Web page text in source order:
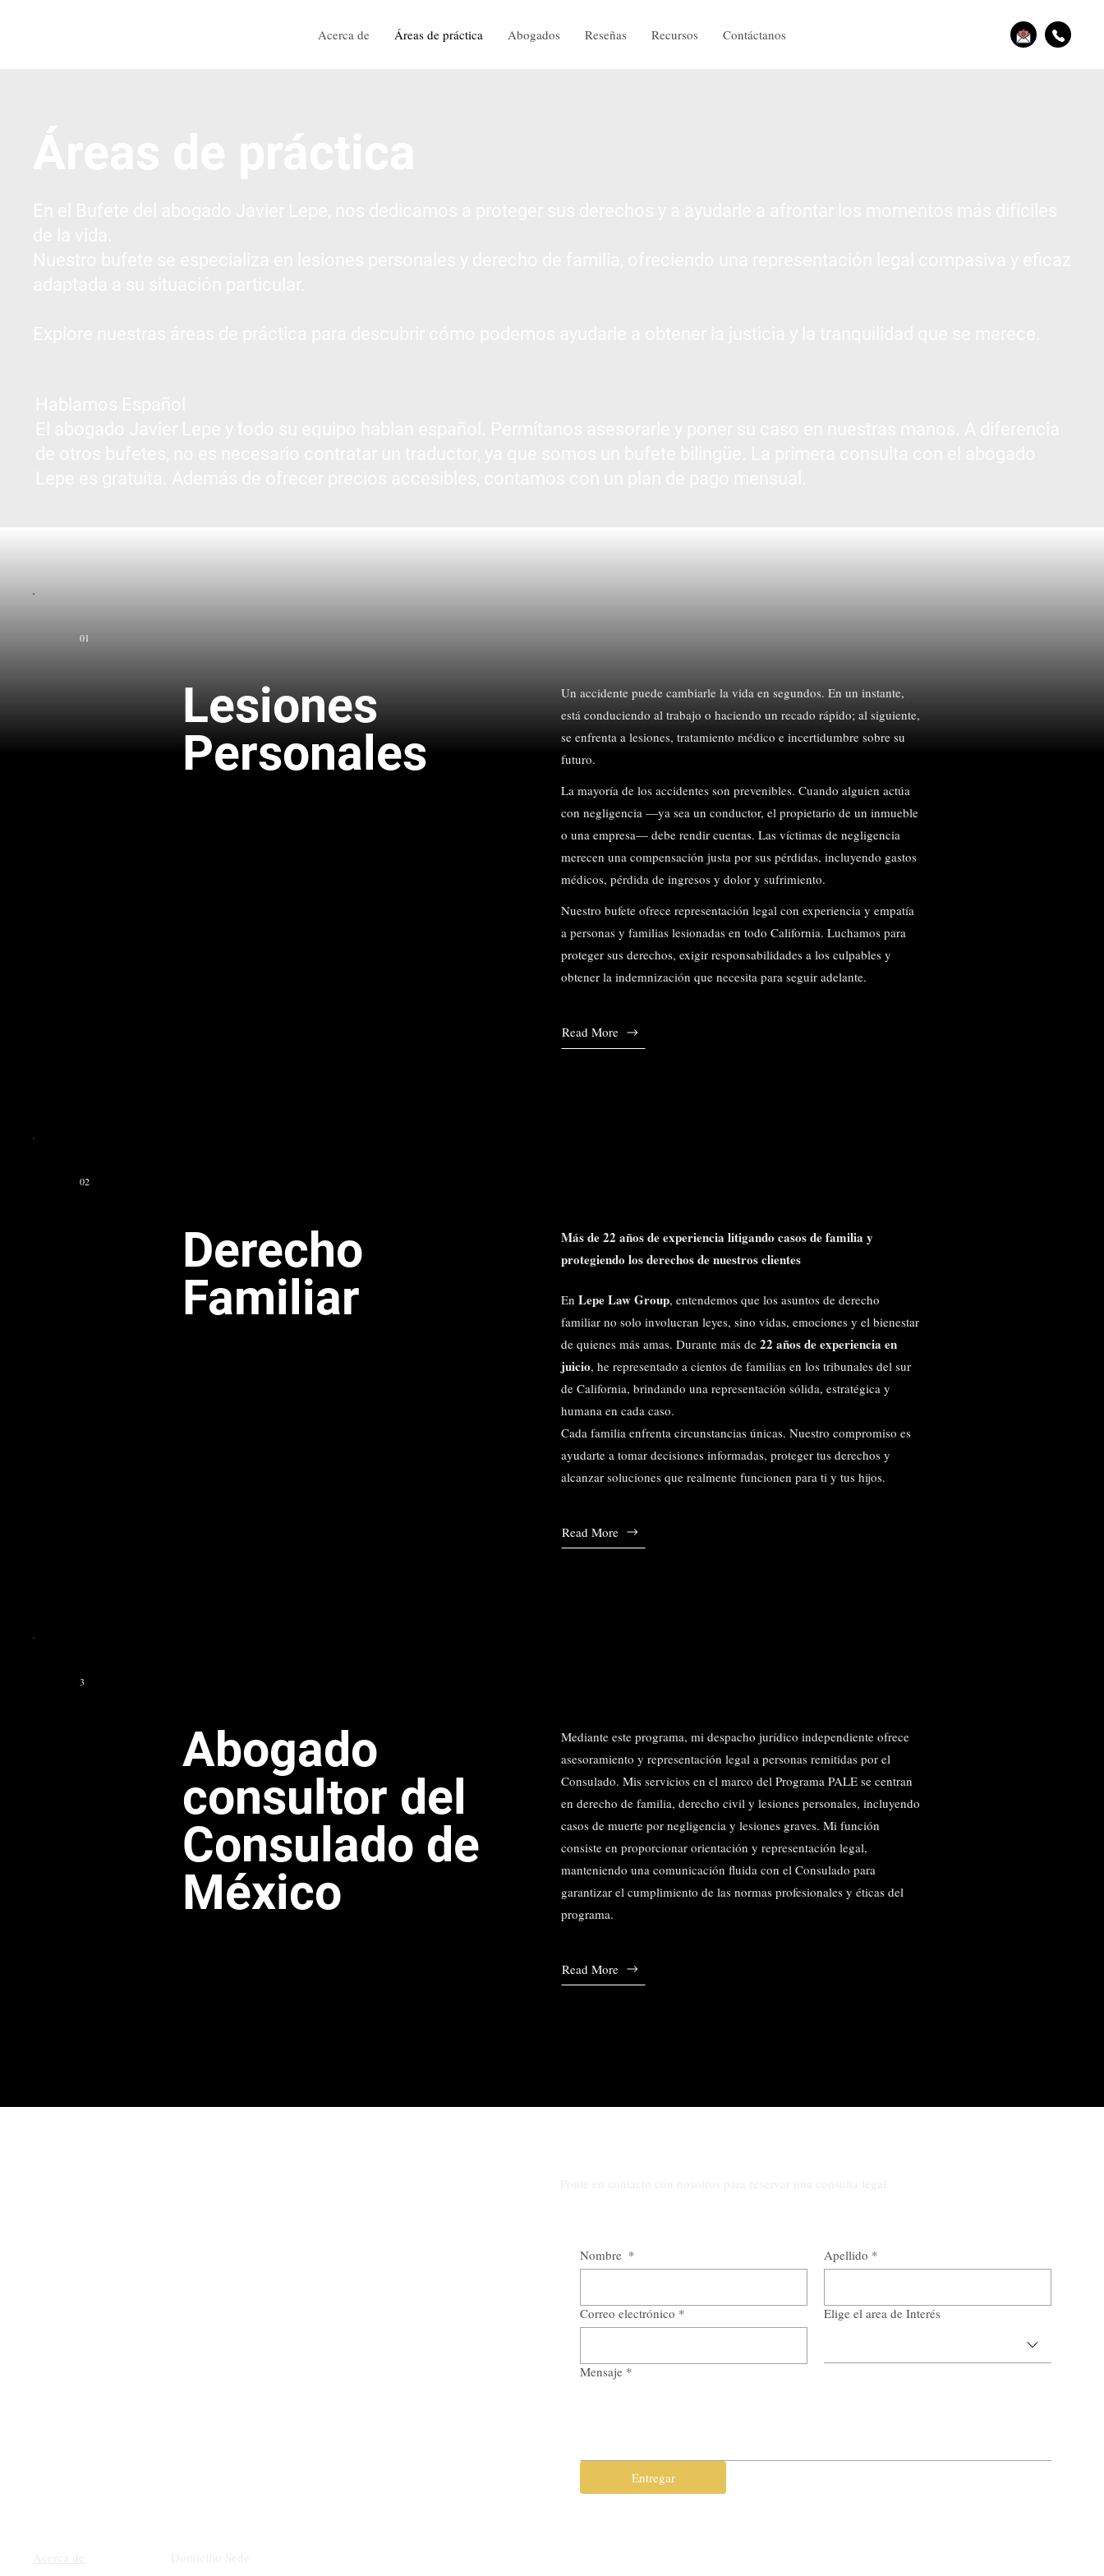
Acerca de Áreas de práctica Abogados Reseñas Recursos Contáctanos
01
Lesiones
Personales
Un accidente puede cambiarle la vida en segundos. En un instante,
está conduciendo al trabajo o haciendo un recado rápido; al siguiente,
se enfrenta a lesiones, tratamiento médico e incertidumbre sobre su
futuro.
La mayoría de los accidentes son prevenibles. Cuando alguien actúa
con negligencia —ya sea un conductor, el propietario de un inmueble
o una empresa— debe rendir cuentas. Las víctimas de negligencia
merecen una compensación justa por sus pérdidas, incluyendo gastos
médicos, pérdida de ingresos y dolor y sufrimiento.
Nuestro bufete ofrece representación legal con experiencia y empatía
a personas y familias lesionadas en todo California. Luchamos para
proteger sus derechos, exigir responsabilidades a los culpables y
obtener la indemnización que necesita para seguir adelante.
Read More
02
Derecho
Familiar
Más de 22 años de experiencia litigando casos de familia y
protegiendo los derechos de nuestros clientes
En Lepe Law Group, entendemos que los asuntos de derecho
familiar no solo involucran leyes, sino vidas, emociones y el bienestar
de quienes más amas. Durante más de 22 años de experiencia en
juicio, he representado a cientos de familias en los tribunales del sur
de California, brindando una representación sólida, estratégica y
humana en cada caso.
Cada familia enfrenta circunstancias únicas. Nuestro compromiso es
ayudarte a tomar decisiones informadas, proteger tus derechos y
alcanzar soluciones que realmente funcionen para ti y tus hijos.
Read More
3
Abogado
consultor del
Consulado de
México
Mediante este programa, mi despacho jurídico independiente ofrece
asesoramiento y representación legal a personas remitidas por el
Consulado. Mis servicios en el marco del Programa PALE se centran
en derecho de familia, derecho civil y lesiones personales, incluyendo
casos de muerte por negligencia y lesiones graves. Mi función
consiste en proporcionar orientación y representación legal,
manteniendo una comunicación fluida con el Consulado para
garantizar el cumplimiento de las normas profesionales y éticas del
programa.
Read More
Nombre * Apellido *
Correo electrónico * Elige el area de Interés
Mensaje *
Entregar